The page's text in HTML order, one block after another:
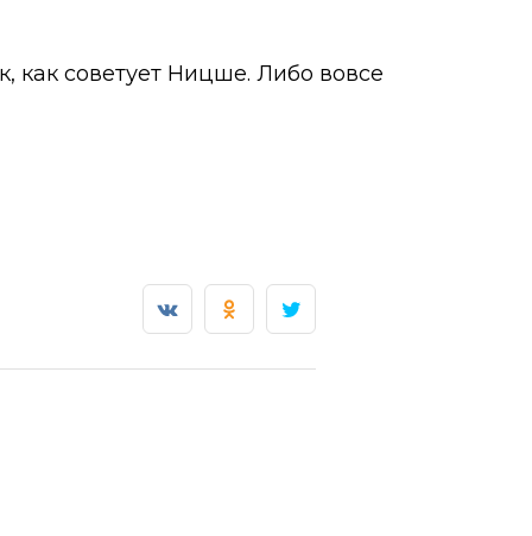
как советует Ницше. Либо вовсе